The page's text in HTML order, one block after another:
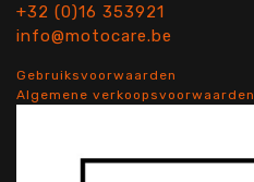
+32 (0)16 353921
info@motocare.be
Gebruiksvoorwaarden
Algemene verkoopsvoorwaarden